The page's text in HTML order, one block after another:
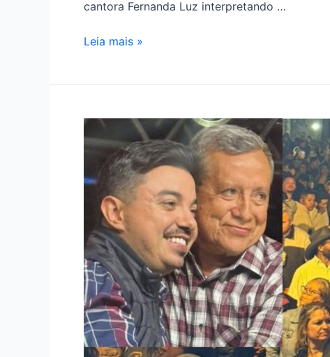
cantora Fernanda Luz interpretando …
Leia mais »